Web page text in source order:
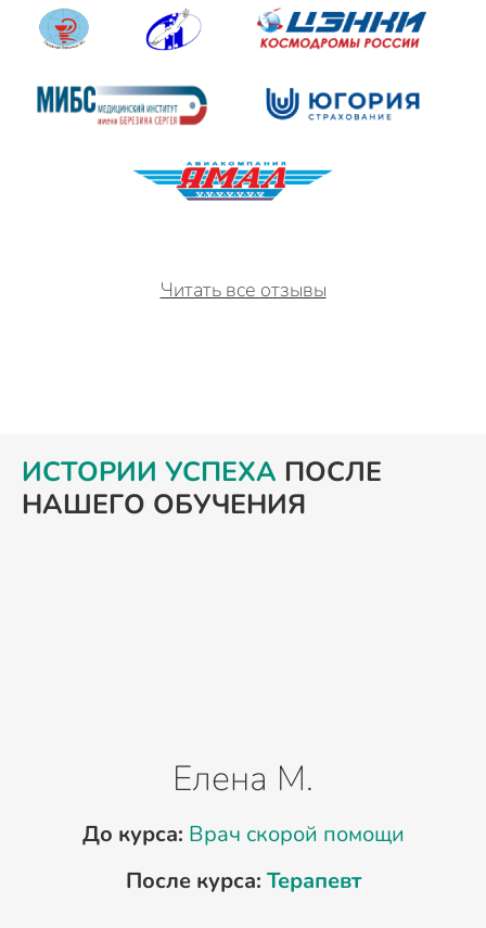
Читать все отзывы
ИСТОРИИ УСПЕХА ПОСЛЕ
НАШЕГО ОБУЧЕНИЯ
Елена М.
До курса: Врач скорой помощи
После курса: Терапевт